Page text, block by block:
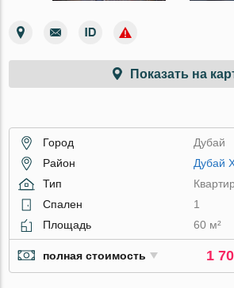
Показать на
Город
Дубай
Район
Дубай
Тип
Спален
1
Площадь
60 м²
полная стоимость 1